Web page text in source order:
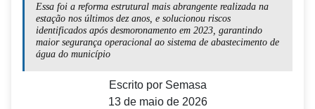
Essa foi a reforma estrutural mais abrangente realizada na
estação nos últimos dez anos, e solucionou riscos
identificados após desmoronamento em 2023, garantindo
maior segurança operacional ao sistema de abastecimento de
água do município
Escrito por Semasa
13 de maio de 2026